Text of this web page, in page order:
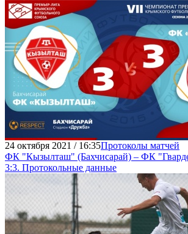
24 октября 2021 / 16:35Протоколы матчей
ФК "Кызылташ" (Бахчисарай) – ФК
3:3. Протокольные данные